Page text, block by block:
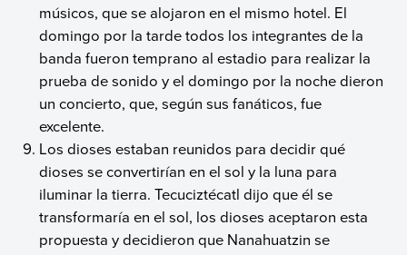
músicos, que se alojaron en el mismo hotel. El
domingo por la tarde todos los integrantes de la
banda fueron temprano al estadio para realizar la
prueba de sonido y el domingo por la noche dieron
un concierto, que, según sus fanáticos, fue
excelente.
Los dioses estaban reunidos para decidir qué
dioses se convertirían en el sol y la luna para
iluminar la tierra. Tecuciztécatl dijo que él se
transformaría en el sol, los dioses aceptaron esta
propuesta y decidieron que Nanahuatzin se